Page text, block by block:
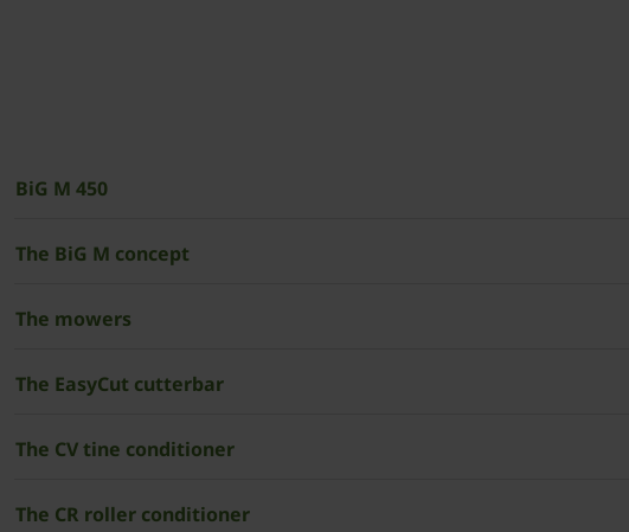
BiG M 450
The BiG M concept
The mowers
The EasyCut cutterbar
The CV tine conditioner
The CR roller conditioner